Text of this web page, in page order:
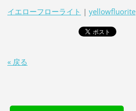
イエローフローライト | yellowfluorite
« 戻る